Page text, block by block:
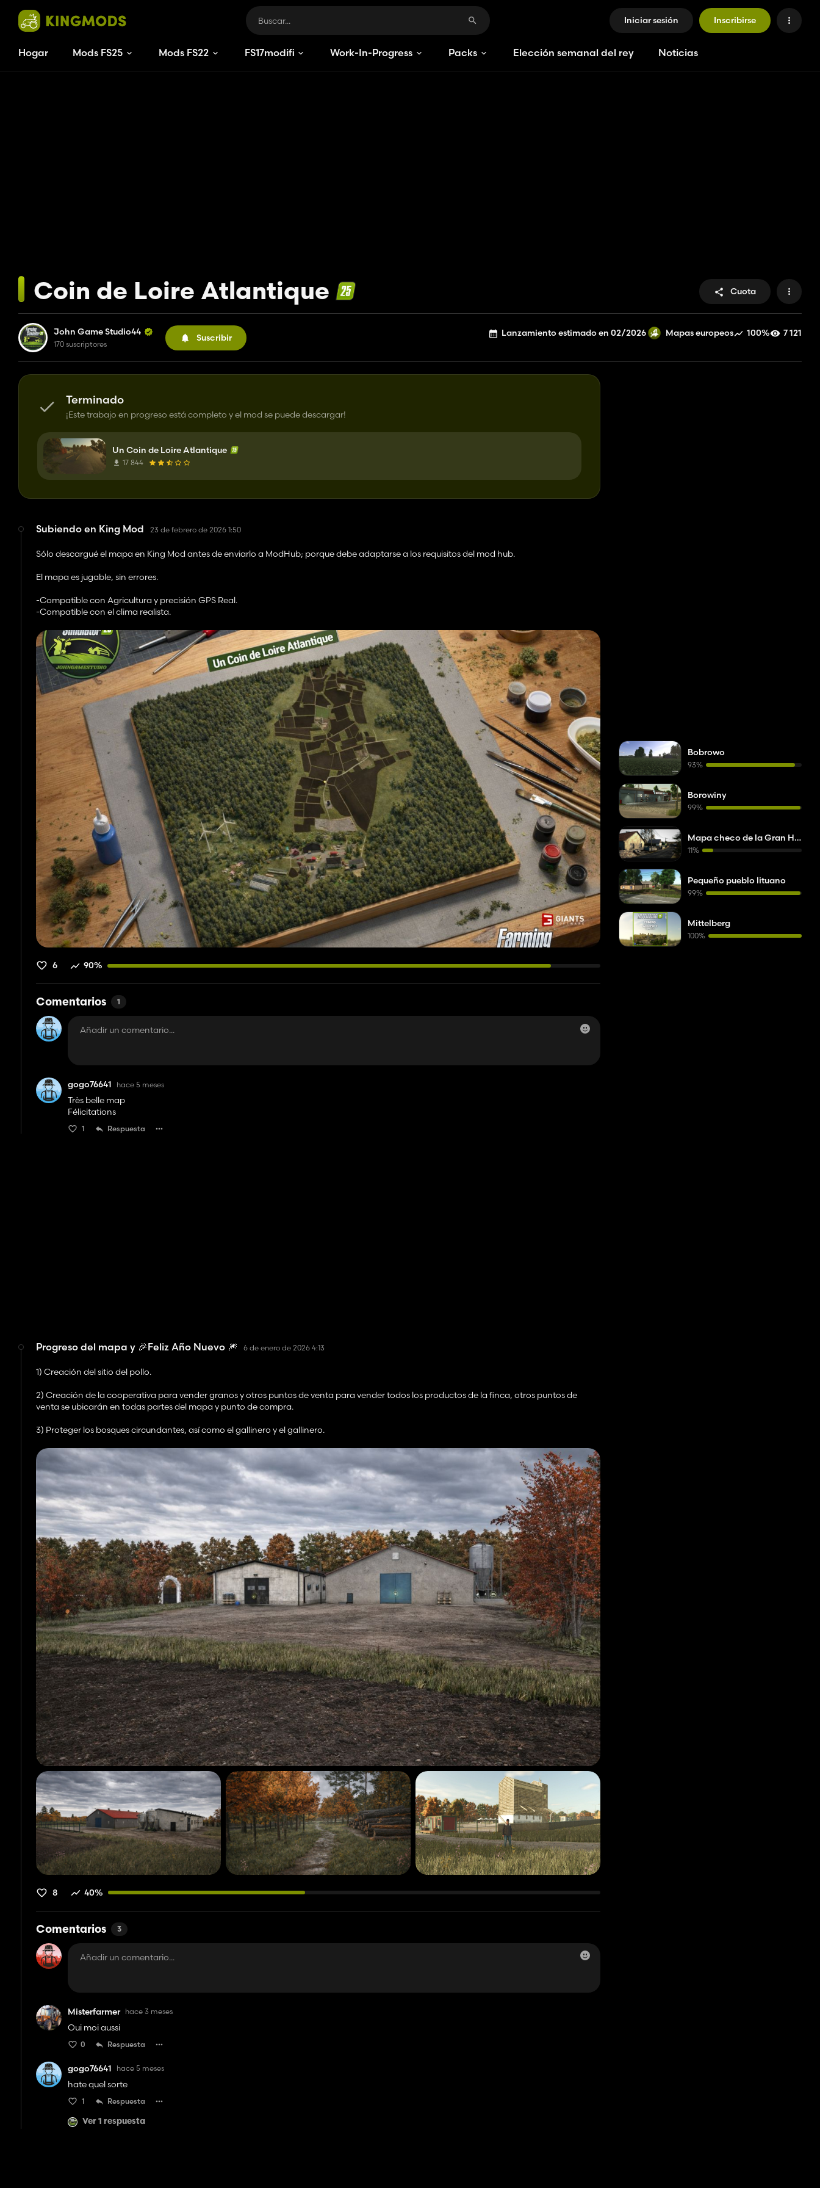
Iniciar sesión Inscribirse
Hogar Mods FS25 Mods FS22 FS17modificacionesWork-In-Progress Packs Elección semanal del rey Noticias
Coin de Loire Atlantique Cuota
John Game Studio44
170 suscriptores
Suscribir Lanzamiento estimado en 02/2026 Mapas europeos 100% 7 121
Terminado
¡Este trabajo en progreso está completo y el mod se puede descargar!
Un Coin de Loire Atlantique
17 844
Subiendo en King Mod 23 de febrero de 2026 1:50
Sólo descargué el mapa en King Mod antes de enviarlo a ModHub; porque debe adaptarse a los requisitos del mod hub.
El mapa es jugable, sin errores.
-Compatible con Agricultura y precisión GPS Real.
-Compatible con el clima realista.
6 90%
Comentarios 1
gogo76641 hace 5 meses
Très belle map
Félicitations
1 Respuesta
Progreso del mapa y 🎉Feliz Año Nuevo 🎆 6 de enero de 2026 4:13
1) Creación del sitio del pollo.
2) Creación de la cooperativa para vender granos y otros puntos de venta para vender todos los productos de la finca, otros puntos de
venta se ubicarán en todas partes del mapa y punto de compra.
3) Proteger los bosques circundantes, así como el gallinero y el gallinero.
8 40%
Comentarios 3
Misterfarmer hace 3 meses
Oui moi aussi
0 Respuesta
gogo76641 hace 5 meses
hate quel sorte
1 Respuesta
Ver 1 respuesta
Bobrowo
93%
Borowiny
99%
Mapa checo de la Gran Heráldica
11%
Pequeño pueblo lituano
99%
Mittelberg
100%